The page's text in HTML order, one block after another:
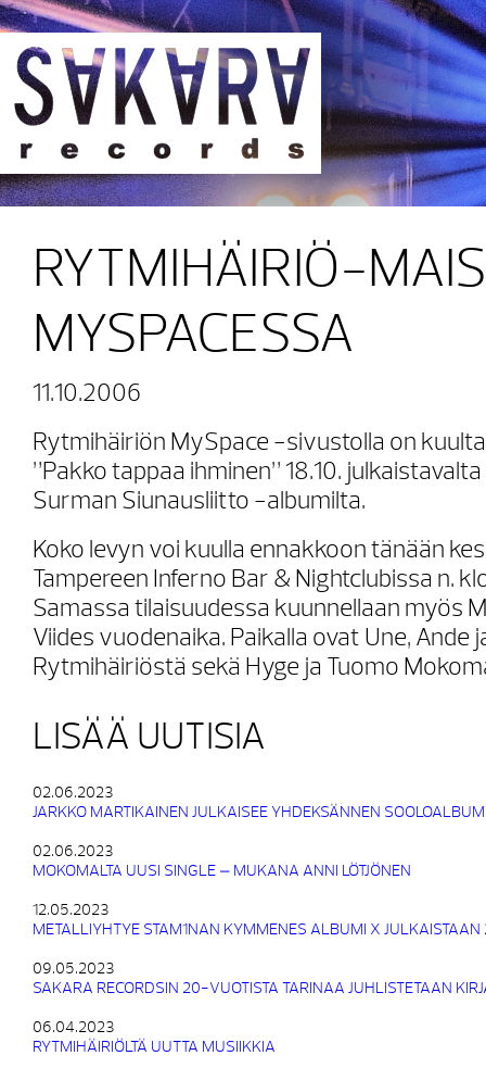
Sakara Records
RYTMIHÄIRIÖ-
MYSPACESSA
11.10.2006
Rytmihäiriön MySpace -sivustolla on
”Pakko tappaa ihminen” 18.10.
Surman Siunausliitto -albumilta.
Koko levyn voi kuulla ennakkoon tänään
Tampereen Inferno Bar & Nightclubissa n.
Samassa tilaisuudessa kuunnellaan myös
Viides vuodenaika. Paikalla ovat Une, Ande
Rytmihäiriöstä sekä Hyge ja Tuomo
LISÄÄ UUTISIA
02.06.2023
JARKKO MARTIKAINEN JULKAISEE YHDEKSÄNNEN
02.06.2023
MOKOMALTA UUSI SINGLE – MUKANA ANNI LÖTJÖNEN
12.05.2023
METALLIYHTYE STAM1NAN KYMMENES ALBUMI X
09.05.2023
SAKARA RECORDSIN 20-VUOTISTA TARINAA JUHLISTETAAN
06.04.2023
RYTMIHÄIRIÖLTÄ UUTTA MUSIIKKIA